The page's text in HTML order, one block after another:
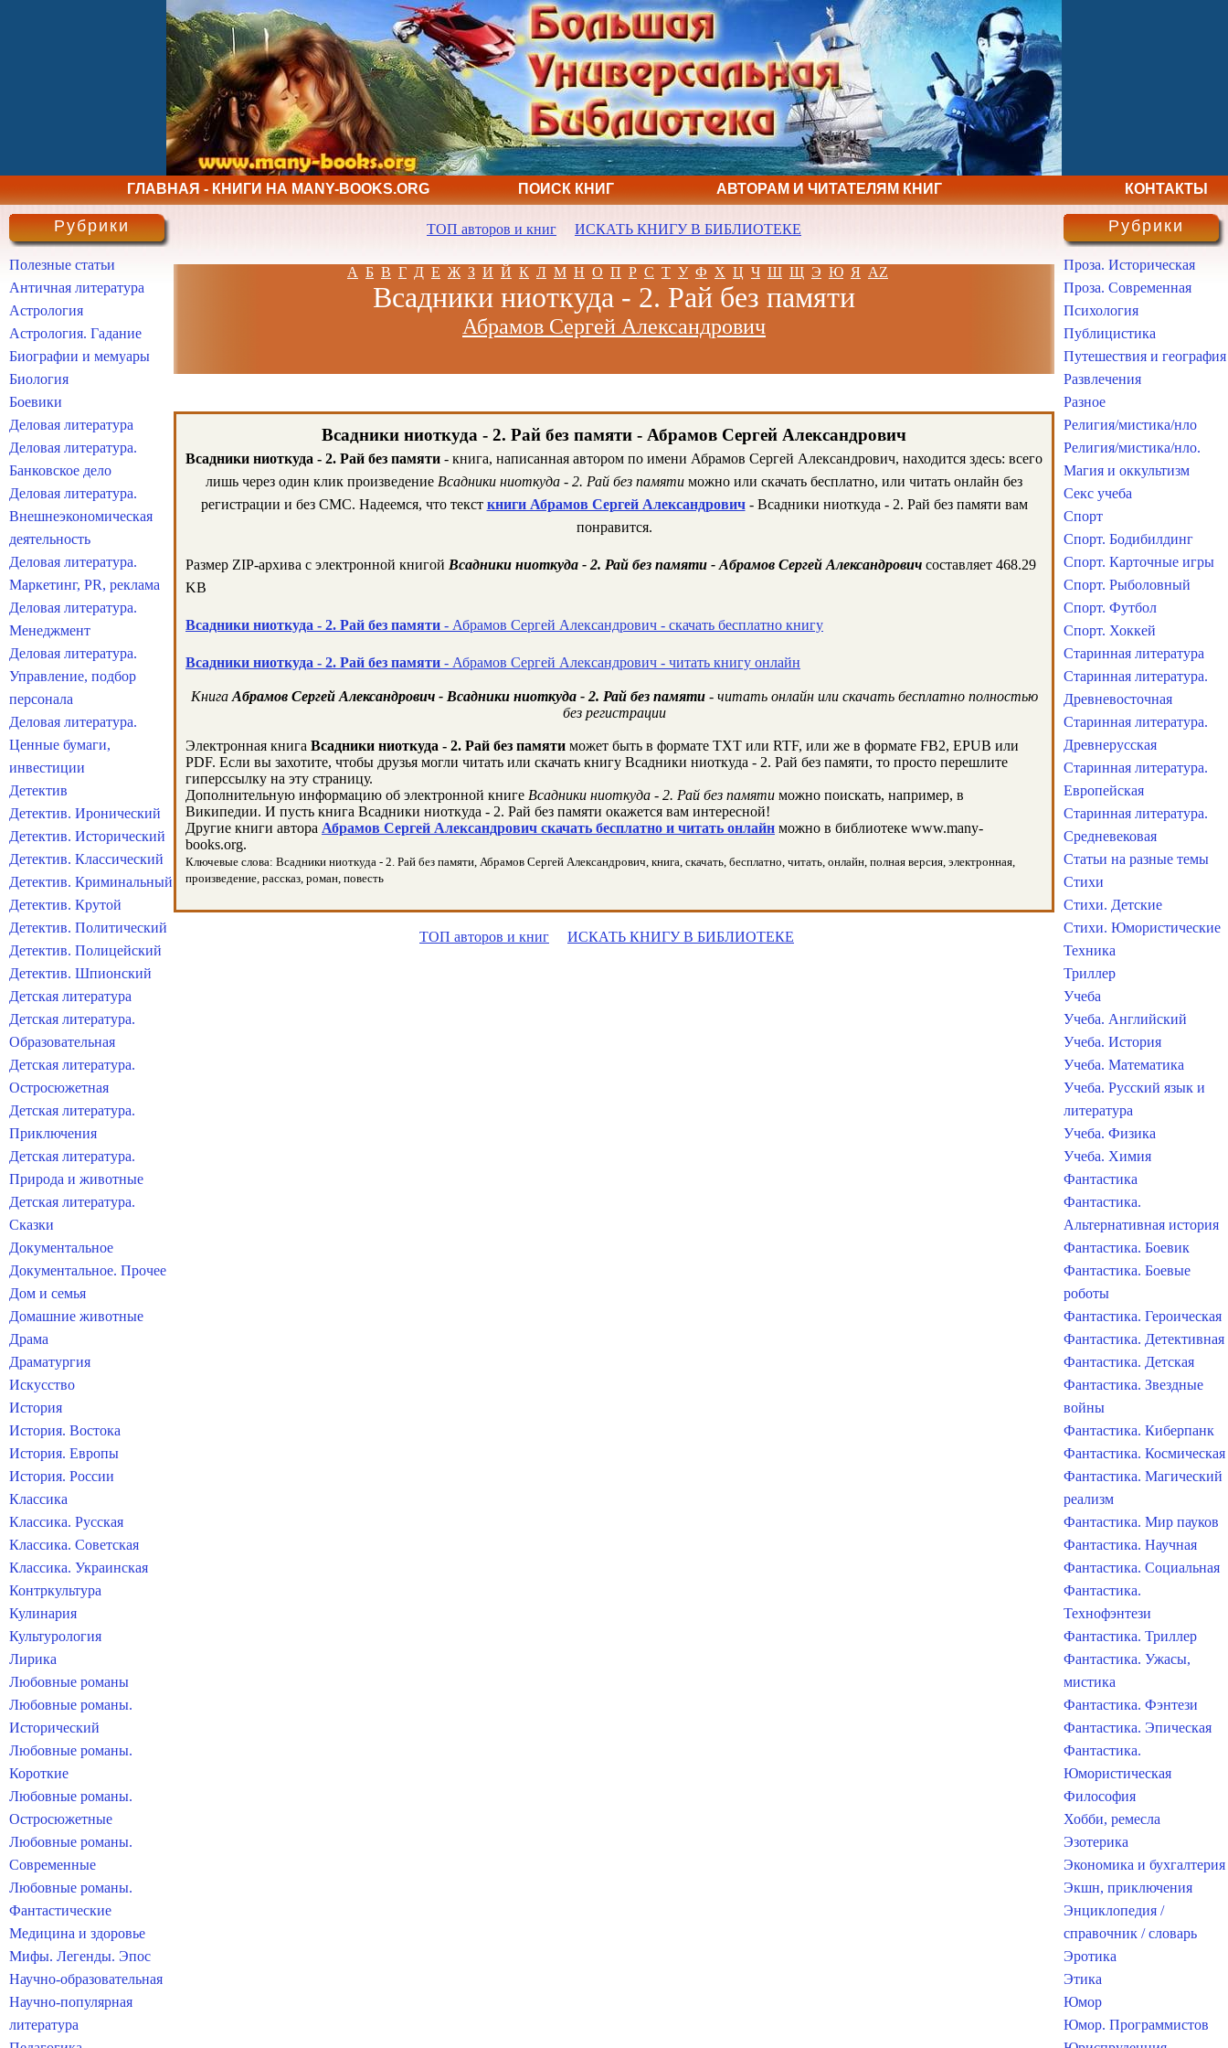
ГЛАВНАЯ - КНИГИ НА MANY-BOOKS.ORG ПОИСК КНИГ АВТОРАМ И ЧИТАТЕЛЯМ КНИГ КОНТАКТЫ
ТОП авторов и книг ИСКАТЬ КНИГУ В БИБЛИОТЕКЕ
А Б В Г Д Е Ж З И Й К Л М Н О П Р С Т У Ф Х Ц Ч Ш Щ Э Ю Я AZ
Всадники ниоткуда - 2. Рай без памяти
Абрамов Сергей Александрович
Всадники ниоткуда - 2. Рай без памяти - Абрамов Сергей Александрович
Всадники ниоткуда - 2. Рай без памяти - книга, написанная автором по имени Абрамов Сергей Александрович, находится здесь: всего
лишь через один клик произведение Всадники ниоткуда - 2. Рай без памяти можно или скачать бесплатно, или читать онлайн без
регистрации и без СМС. Надеемся, что текст книги Абрамов Сергей Александрович- Всадники ниоткуда - 2. Рай без памяти вам
понравится.
Размер ZIP-архива c электронной книгой Всадники ниоткуда - 2. Рай без памяти - Абрамов Сергей Александрович составляет 468.29
KB
Всадники ниоткуда - 2. Рай без памяти - Абрамов Сергей Александрович - скачать бесплатно книгу
Всадники ниоткуда - 2. Рай без памяти - Абрамов Сергей Александрович - читать книгу онлайн
Книга Абрамов Сергей Александрович - Всадники ниоткуда - 2. Рай без памяти- читать онлайн или скачать бесплатно полностью
без регистрации
Электронная книга Всадники ниоткуда - 2. Рай без памяти может быть в формате TXT или RTF, или же в формате FB2, EPUB или
PDF. Если вы захотите, чтобы друзья могли читать или скачать книгу Всадники ниоткуда - 2. Рай без памяти, то просто перешлите
гиперссылку на эту страницу.
Дополнительную информацию об электронной книге Всадники ниоткуда - 2. Рай без памяти можно поискать, например, в
Википедии. И пусть книга Всадники ниоткуда - 2. Рай без памяти окажется вам интересной!
Другие книги автора Абрамов Сергей Александрович скачать бесплатно и читать онлайн можно в библиотеке www.many-
books.org.
Ключевые слова: Всадники ниоткуда - 2. Рай без памяти, Абрамов Сергей Александрович, книга, скачать, бесплатно, читать, онлайн, полная версия, электронная,
произведение, рассказ, роман, повесть
ТОП авторов и книг ИСКАТЬ КНИГУ В БИБЛИОТЕКЕ
Рубрики
Полезные статьи
Античная литература
Астрология
Астрология. Гадание
Биографии и мемуары
Биология
Боевики
Деловая литература
Деловая литература.
Банковское дело
Деловая литература.
Внешнеэкономическая
деятельность
Деловая литература.
Маркетинг, PR, реклама
Деловая литература.
Менеджмент
Деловая литература.
Управление, подбор
персонала
Деловая литература.
Ценные бумаги,
инвестиции
Детектив
Детектив. Иронический
Детектив. Исторический
Детектив. Классический
Детектив. Криминальный
Детектив. Крутой
Детектив. Политический
Детектив. Полицейский
Детектив. Шпионский
Детская литература
Детская литература.
Образовательная
Детская литература.
Остросюжетная
Детская литература.
Приключения
Детская литература.
Природа и животные
Детская литература.
Сказки
Документальное
Документальное. Прочее
Дом и семья
Домашние животные
Драма
Драматургия
Искусство
История
История. Востока
История. Европы
История. России
Классика
Классика. Русская
Классика. Советская
Классика. Украинская
Контркультура
Кулинария
Культурология
Лирика
Любовные романы
Любовные романы.
Исторический
Любовные романы.
Короткие
Любовные романы.
Остросюжетные
Любовные романы.
Современные
Любовные романы.
Фантастические
Медицина и здоровье
Мифы. Легенды. Эпос
Научно-образовательная
Научно-популярная
литература
Рубрики
Проза. Историческая
Проза. Современная
Психология
Публицистика
Путешествия и география
Развлечения
Разное
Религия/мистика/нло
Религия/мистика/нло.
Магия и оккультизм
Секс учеба
Спорт
Спорт. Бодибилдинг
Спорт. Карточные игры
Спорт. Рыболовный
Спорт. Футбол
Спорт. Хоккей
Старинная литература
Старинная литература.
Древневосточная
Старинная литература.
Древнерусская
Старинная литература.
Европейская
Старинная литература.
Средневековая
Статьи на разные темы
Стихи
Стихи. Детские
Стихи. Юмористические
Техника
Триллер
Учеба
Учеба. Английский
Учеба. История
Учеба. Математика
Учеба. Русский язык и
литература
Учеба. Физика
Учеба. Химия
Фантастика
Фантастика.
Альтернативная история
Фантастика. Боевик
Фантастика. Боевые
роботы
Фантастика. Героическая
Фантастика. Детективная
Фантастика. Детская
Фантастика. Звездные
войны
Фантастика. Киберпанк
Фантастика. Космическая
Фантастика. Магический
реализм
Фантастика. Мир пауков
Фантастика. Научная
Фантастика. Социальная
Фантастика.
Технофэнтези
Фантастика. Триллер
Фантастика. Ужасы,
мистика
Фантастика. Фэнтези
Фантастика. Эпическая
Фантастика.
Юмористическая
Философия
Хобби, ремесла
Эзотерика
Экономика и бухгалтерия
Экшн, приключения
Энциклопедия /
справочник / словарь
Эротика
Этика
Юмор
Юмор. Программистов